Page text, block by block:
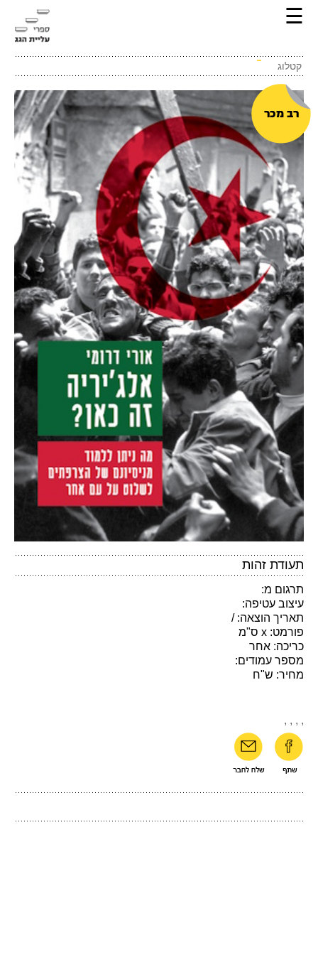
☰
קטלוג
תעודת זהות
תרגום מ:
עיצוב עטיפה:
תאריך הוצאה: /
פורמט: x ס"מ
כריכה: אחר
מספר עמודים:
מחיר: ש"ח
,
,
,
,